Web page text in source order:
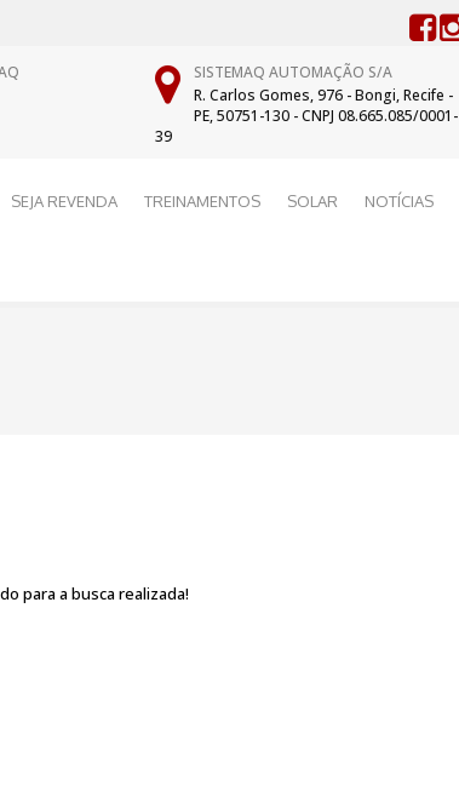
SISTEMAQ AUTOMAÇÃO S/A
R. Carlos Gomes, 976 - Bongi, Recife -
PE, 50751-130 - CNPJ 08.665.085/0001-
39
SEJA REVENDA TREINAMENTOS SOLAR NOTÍCIAS
para a busca realizada!